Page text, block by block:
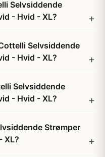
Selvsiddende
- Hvid - XL?
Selvsiddende
- Hvid - XL?
Selvsiddende
- Hvid - XL?
Strømper
XL?